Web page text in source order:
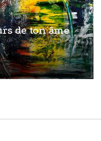
de ton âme